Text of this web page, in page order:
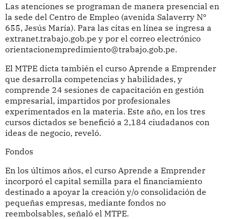
Las atenciones se programan de manera presencial en
la sede del Centro de Empleo (avenida Salaverry N°
655, Jesús María). Para las citas en línea se ingresa a
extranet.trabajo.gob.pe y por el correo electrónico
orientacionempredimiento@trabajo.gob.pe.
El MTPE dicta también el curso Aprende a Emprender
que desarrolla competencias y habilidades, y
comprende 24 sesiones de capacitación en gestión
empresarial, impartidos por profesionales
experimentados en la materia. Este año, en los tres
cursos dictados se benefició a 2,184 ciudadanos con
ideas de negocio, reveló.
Fondos
En los últimos años, el curso Aprende a Emprender
incorporó el capital semilla para el financiamiento
destinado a apoyar la creación y/o consolidación de
pequeñas empresas, mediante fondos no
reembolsables, señaló el MTPE.